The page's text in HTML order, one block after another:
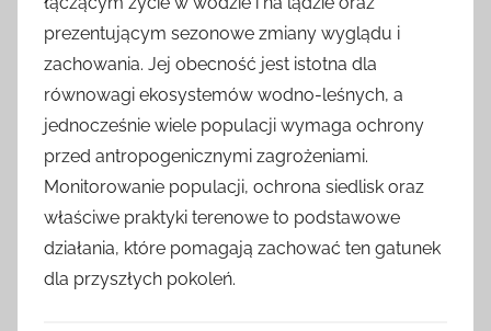
prezentującym sezonowe zmiany wyglądu i
zachowania. Jej obecność jest istotna dla
równowagi ekosystemów wodno-leśnych, a
jednocześnie wiele populacji wymaga ochrony
przed antropogenicznymi zagrożeniami.
Monitorowanie populacji, ochrona siedlisk oraz
właściwe praktyki terenowe to podstawowe
działania, które pomagają zachować ten gatunek
dla przyszłych pokoleń.